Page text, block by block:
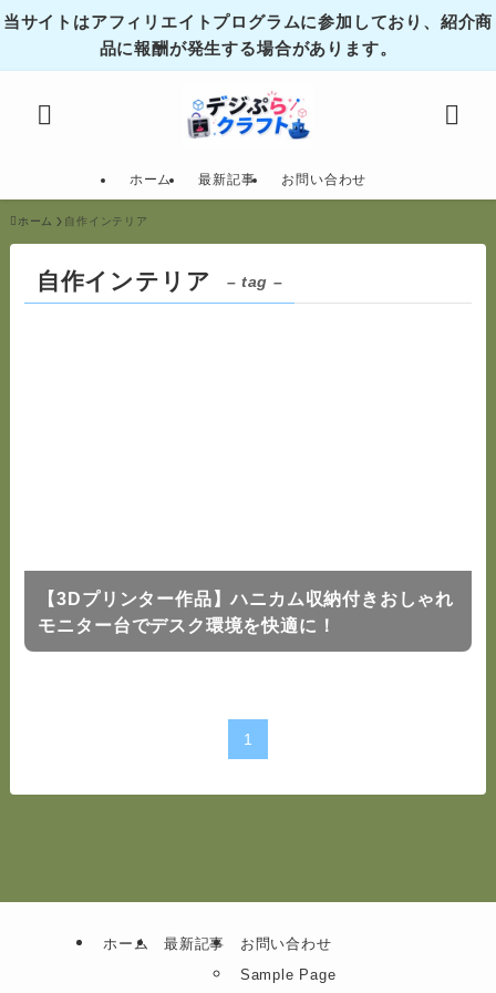
当サイトはアフィリエイトプログラムに参加しており、紹介商
品に報酬が発生する場合があります。
ホーム 最新記事 お問い合わせ
ホーム 自作インテリア
自作インテリア – tag –
【3Dプリンター作品】ハニカム収納付きおしゃれ
モニター台でデスク環境を快適に！
1
ホーム 最新記事
お問い合わせ
Sample Page